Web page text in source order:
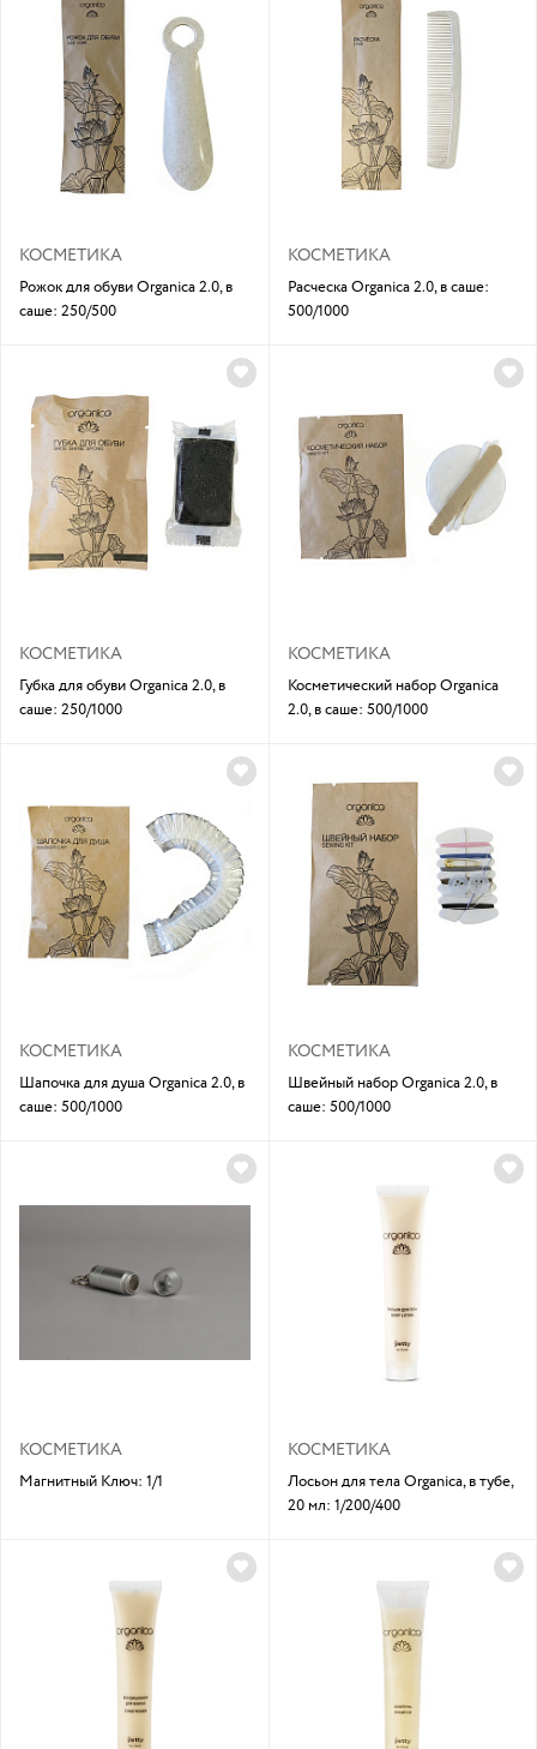
КОСМЕТИКА
Рожок для обуви Organica 2.0, в
саше: 250/500
КОСМЕТИКА
Расческа Organica 2.0, в саше:
500/1000
КОСМЕТИКА
Губка для обуви Organica 2.0, в
саше: 250/1000
КОСМЕТИКА
Косметический набор Organica
2.0, в саше: 500/1000
КОСМЕТИКА
Шапочка для душа Organica 2.0, в
саше: 500/1000
КОСМЕТИКА
Швейный набор Organica 2.0, в
саше: 500/1000
КОСМЕТИКА
Магнитный Ключ: 1/1
КОСМЕТИКА
Лосьон для тела Organica, в тубе,
20 мл: 1/200/400